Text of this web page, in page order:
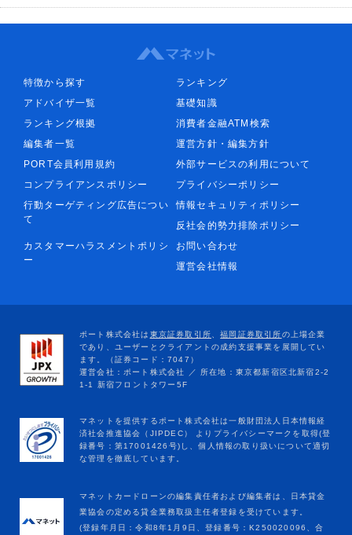
特徴から探す
ランキング
アドバイザ一覧
基礎知識
ランキング根拠
消費者金融ATM検索
編集者一覧
運営方針・編集方針
PORT会員利用規約
外部サービスの利用について
コンプライアンスポリシー
プライバシーポリシー
行動ターゲティング広告につい
て
情報セキュリティポリシー
反社会的勢力排除ポリシー
カスタマーハラスメントポリシ
ー
お問い合わせ
運営会社情報
マネットカードローンの編集責任者および編集者は、日本貸金
業協会の定める貸金業務取扱主任者登録を受けています。
(登録年月日：令和8年1月9日、登録番号：K250020096、合